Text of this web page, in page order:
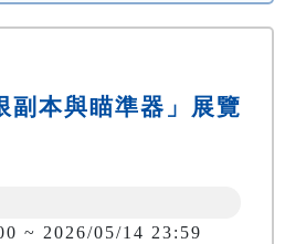
副本與瞄準器」展覽
~ 2026/05/14 23:59